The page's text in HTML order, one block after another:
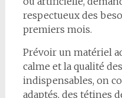
respectueux des
premiers mois.
Prévoir un matériel
calme et la qualité
indispensables, on
adaptés, des tétines